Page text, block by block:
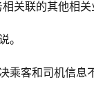
关联的其他相关
。
乘客和司机信息